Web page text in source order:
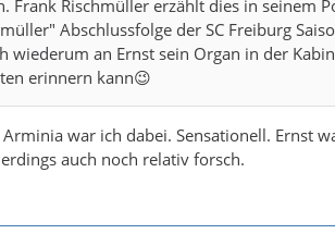
Frank Rischmüller erzählt dies in seinem
Abschlussfolge der SC Freiburg
wiederum an Ernst sein Organ in der
erinnern kann😉
Arminia war ich dabei. Sensationell. Ernst
auch noch relativ forsch.